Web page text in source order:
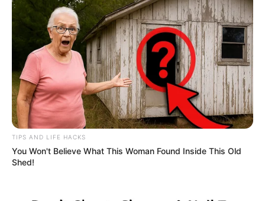
TIPS AND LIFE HACKS
You Won't Believe What This Woman Found Inside This Old
Shed!